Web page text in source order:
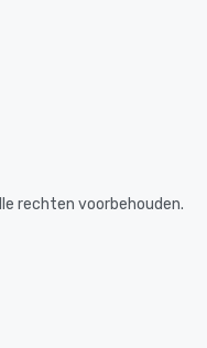
rechten voorbehouden.